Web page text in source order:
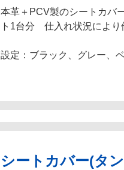
本革＋PCV製のシートカ
ト1台分 仕入れ状況により
設定：ブラック、グレー、
シートカバー(タ